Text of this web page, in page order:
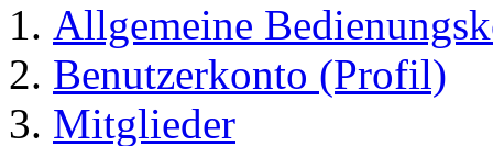
Allgemeine
Benutzerkonto (Profil)
Mitglieder